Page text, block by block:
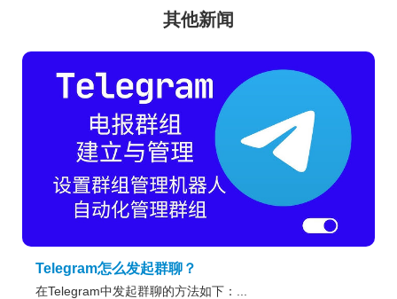
其他新闻
Telegram怎么发起群聊？
在Telegram中发起群聊的方法如下：...